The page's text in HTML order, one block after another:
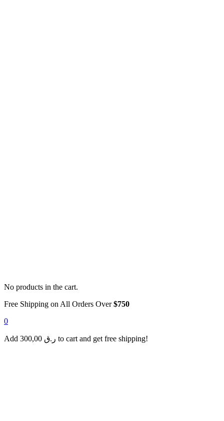
No products in the cart.
Free Shipping on All Orders Over$750
0
Add 300,00 ر.ق to cart and get free shipping!